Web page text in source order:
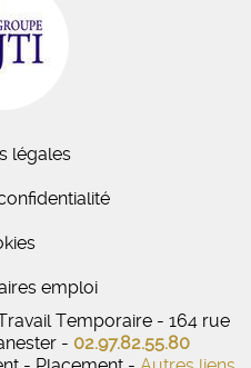
légales
emploi
Temporaire - 164 rue
- 02.97.82.55.80